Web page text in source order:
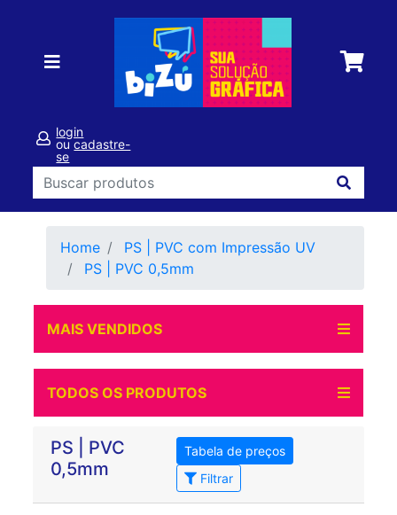
login
oucadastre-
se
Home
PS | PVC com Impressão UV
PS | PVC 0,5mm
MAIS VENDIDOS
TODOS OS PRODUTOS
PS | PVC
0,5mm
Tabela de preços
Filtrar